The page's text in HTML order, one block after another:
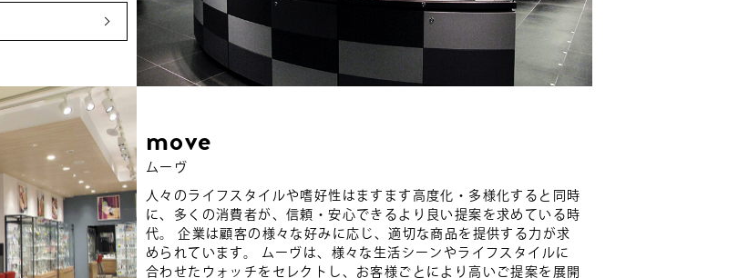
move
ムーヴ
人々のライフスタイルや嗜好性はますます高度化・多様化すると同時
に、多くの消費者が、信頼・安心できるより良い提案を求めている時
代。 企業は顧客の様々な好みに応じ、適切な商品を提供する力が求
められています。 ムーヴは、様々な生活シーンやライフスタイルに
合わせたウォッチをセレクトし、お客様ごとにより高いご提案を展開